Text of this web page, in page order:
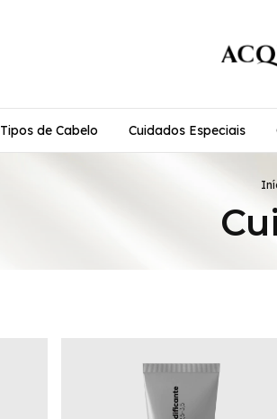
Tipos de Cabelo Cuidados Especiais